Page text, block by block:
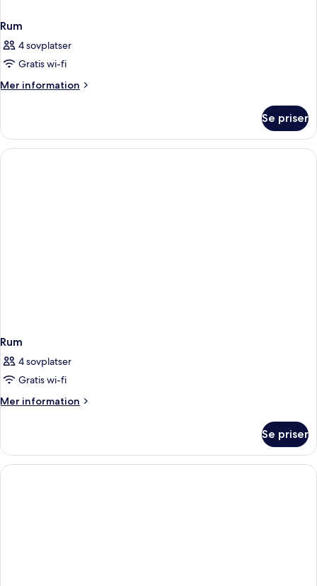
Rum
4 sovplatser
Gratis wi-fi
Mer information
Mer
Se priser
Rum
4 sovplatser
Gratis wi-fi
Mer information
Mer
Se priser